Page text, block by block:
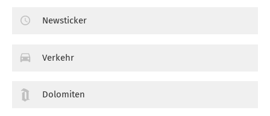
Newsticker
Verkehr
Dolomiten